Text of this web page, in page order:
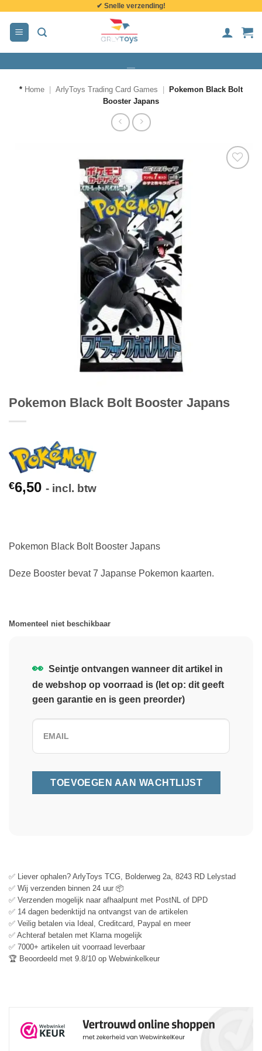
inhoud
✔ Snelle verzending!
* Home ArlyToys Trading Card Games
Pokemon Black Bolt
Booster Japans
Pokemon Black Bolt Booster Japans
€6,50 - incl. btw
Pokemon Black Bolt Booster Japans
Deze Booster bevat 7 Japanse Pokemon kaarten.
Momenteel niet beschikbaar
👀 Seintje ontvangen wanneer dit artikel in
de webshop op voorraad is (let op: dit geeft
geen garantie en is geen preorder)
✅ Liever ophalen? ArlyToys TCG, Bolderweg 2a, 8243 RD Lelystad
✅ Wij verzenden binnen 24 uur 📦
✅ Verzenden mogelijk naar afhaalpunt met PostNL of DPD
✅ 14 dagen bedenktijd na ontvangst van de artikelen
✅ Veilig betalen via Ideal, Creditcard, Paypal en meer
✅ Achteraf betalen met Klarna mogelijk
✅ 7000+ artikelen uit voorraad leverbaar
🏆 Beoordeeld met 9.8/10 op Webwinkelkeur